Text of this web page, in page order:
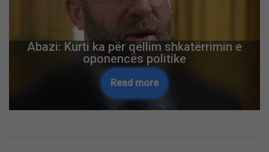
Abazi: Kurti ka për qëllim shkatërrimin e
oponencës politike
Read more